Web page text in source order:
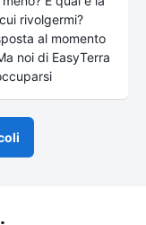
rivolgermi?
al momento
noi di EasyTerra